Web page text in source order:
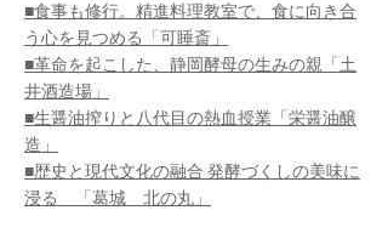
■食事も修行。精進料理教室で、食に向き合
う心を見つめる「可睡斎」
■革命を起こした、静岡酵母の生みの親「土
井酒造場」
■生醤油搾りと八代目の熱血授業「栄醤油醸
造」
■歴史と現代文化の融合 発酵づくしの美味に
浸る 「葛城 北の丸」